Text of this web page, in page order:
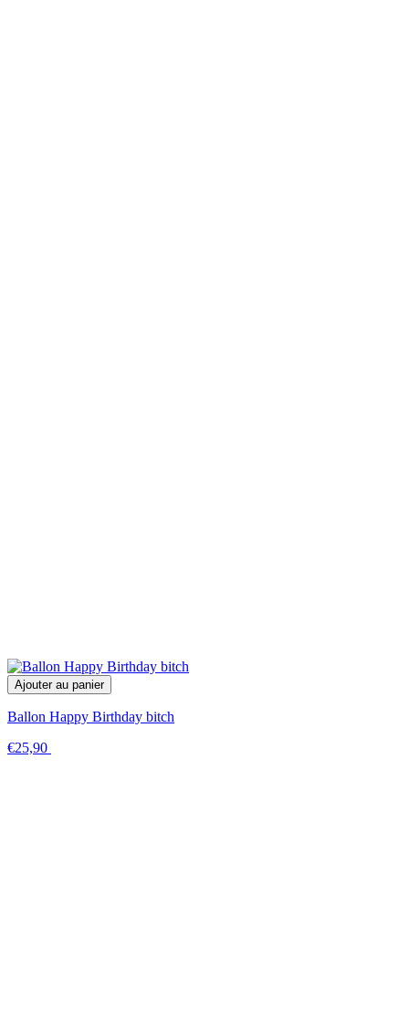
Ajouter au panier
Ballon Happy Birthday bitch
€25,90